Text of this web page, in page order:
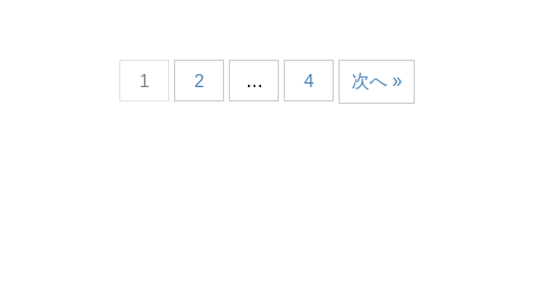
1 2 … 4 次へ »